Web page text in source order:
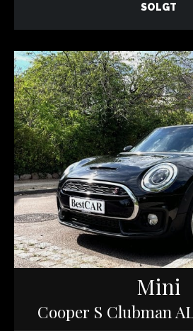
SOLGT
Mini
Cooper S Clubman